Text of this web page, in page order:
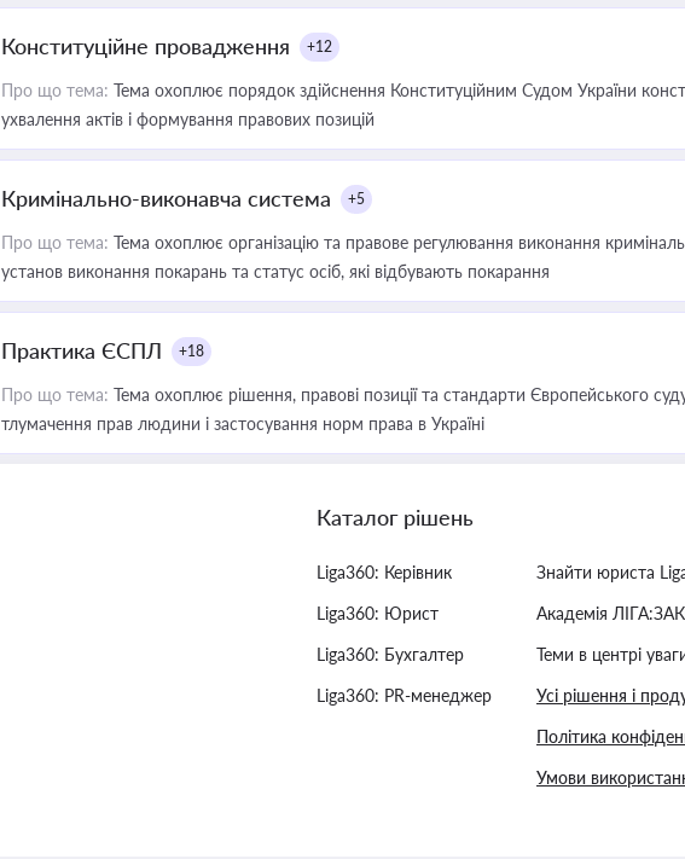
Конституційне провадження +12
Про що тема: Тема охоплює порядок здійснення Конституційним Судом України
ухвалення актів і формування правових позицій
Кримінально-виконавча система +5
Про що тема: Тема охоплює організацію та правове регулювання виконання
установ виконання покарань та статус осіб, які відбувають покарання
Практика ЄСПЛ +18
Про що тема: Тема охоплює рішення, правові позиції та стандарти Європейського
тлумачення прав людини і застосування норм права в Україні
Каталог рішень
Liga360: Керівник
Liga360: Юрист
Liga360: Бухгалтер
Liga360: PR-менеджер
Знайти юриста
Академія
Теми в центрі
Усі рішення і
Політика
Умови